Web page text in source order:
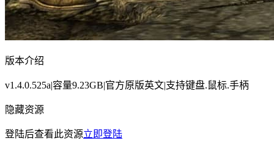
版本介绍
v1.4.0.525a|容量9.23GB|官方原版英文|支持键盘.鼠标.手柄
隐藏资源
登陆后查看此资源立即登陆